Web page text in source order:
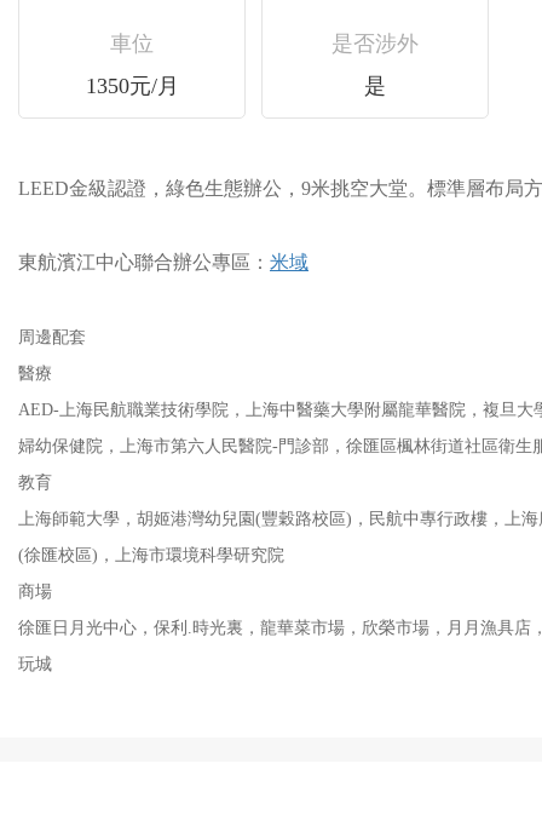
車位
1350元/月
是否涉外
是
LEED金級認證，綠色生態辦公，9米挑空大堂。標準層布局方
東航濱江中心聯合辦公專區： 米域
周邊配套
醫療
AED-上海民航職業技術學院，上海中醫藥大學附屬龍華醫院，複旦
婦幼保健院，上海市第六人民醫院-門診部，徐匯區楓林街道社區衛
教育
上海師範大學，胡姬港灣幼兒園(豐穀路校區)，民航中專行政樓，上
(徐匯校區)，上海市環境科學研究院
商場
徐匯日月光中心，保利.時光裏，龍華菜市場，欣榮市場，月月漁
玩城